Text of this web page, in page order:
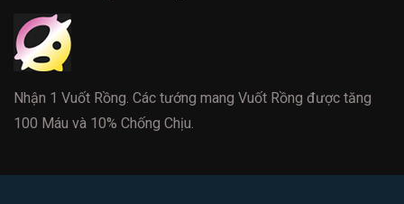
Nhận 1 Vuốt Rồng. Các tướng mang Vuốt Rồng được tăng
100 Máu và 10% Chống Chịu.